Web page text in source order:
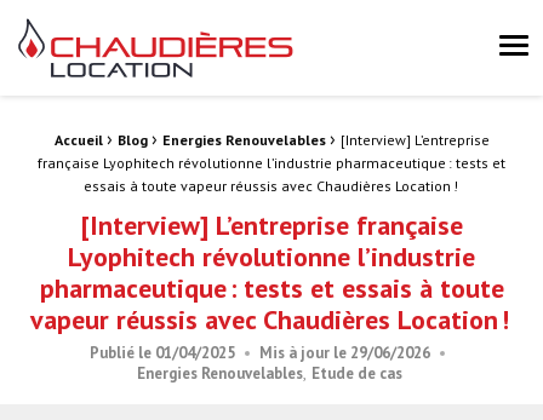
Chaudières Location Location de chaudière et chaufferie mobile
Fil d'Ariane :
Accueil › Blog › Energies Renouvelables › [Interview] L’entreprise
française Lyophitech révolutionne l’industrie pharmaceutique : tests et
essais à toute vapeur réussis avec Chaudières Location !
[Interview] L’entreprise française
Lyophitech révolutionne l’industrie
pharmaceutique : tests et essais à toute
vapeur réussis avec Chaudières Location !
Publié le 01/04/2025 Mis à jour le 29/06/2026
Energies Renouvelables Etude de cas